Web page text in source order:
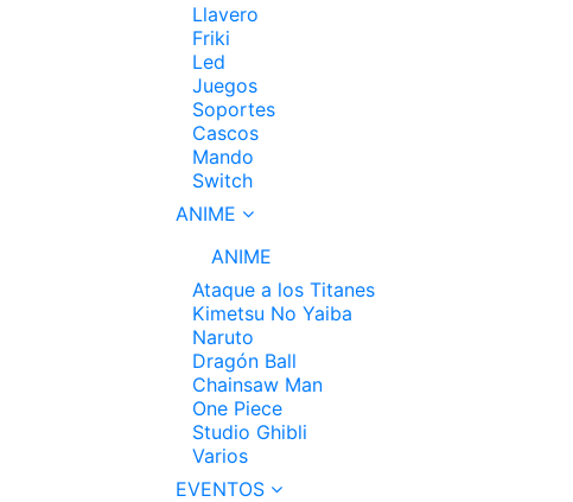
Llavero
Friki
Led
Juegos
Soportes
Cascos
Mando
Switch
ANIME
ANIME
Ataque a los Titanes
Kimetsu No Yaiba
Naruto
Dragón Ball
Chainsaw Man
One Piece
Studio Ghibli
Varios
EVENTOS